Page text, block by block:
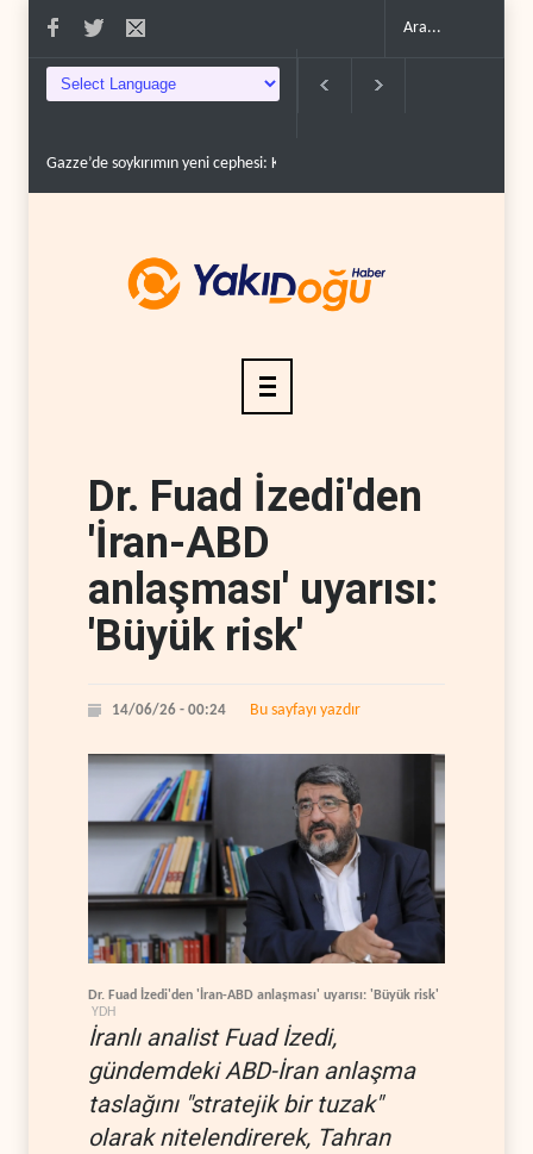
Devrim Lideri ve Pizişkiyan’dan kritik görüşme..
Dr. Fuad İzedi'den
'İran-ABD
anlaşması' uyarısı:
'Büyük risk'
14/06/26 - 00:24 Bu sayfayı yazdır
Dr. Fuad İzedi'den 'İran-ABD anlaşması' uyarısı: 'Büyük risk'
YDH
İranlı analist Fuad İzedi,
gündemdeki ABD-İran anlaşma
taslağını "stratejik bir tuzak"
olarak nitelendirerek, Tahran